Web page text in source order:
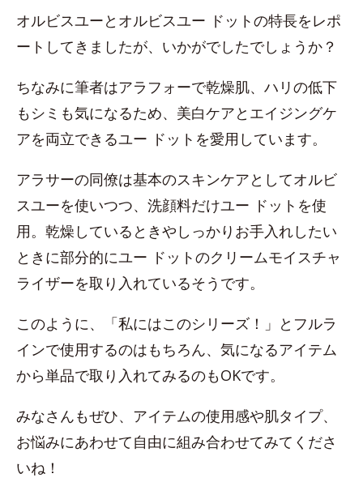
オルビスユーとオルビスユー ドットの特長をレポ
ートしてきましたが、いかがでしたでしょうか？
ちなみに筆者はアラフォーで乾燥肌、ハリの低下
もシミも気になるため、美白ケアとエイジングケ
アを両立できるユー ドットを愛用しています。
アラサーの同僚は基本のスキンケアとしてオルビ
スユーを使いつつ、洗顔料だけユー ドットを使
用。乾燥しているときやしっかりお手入れしたい
ときに部分的にユー ドットのクリームモイスチャ
ライザーを取り入れているそうです。
このように、「私にはこのシリーズ！」とフルラ
インで使用するのはもちろん、気になるアイテム
から単品で取り入れてみるのもOKです。
みなさんもぜひ、アイテムの使用感や肌タイプ、
お悩みにあわせて自由に組み合わせてみてくださ
いね！